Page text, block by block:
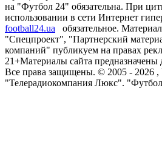
на "Футбол 24" обязательна. При
использовании в сети Интернет
football24.ua
обязательное.
"Спецпроект", "Партнерский
компаний" публикуем на правах
21+Материалы сайта предназначены
Все права защищены. © 2005 - 2026 ,
"Телерадиокомпания Люкс".